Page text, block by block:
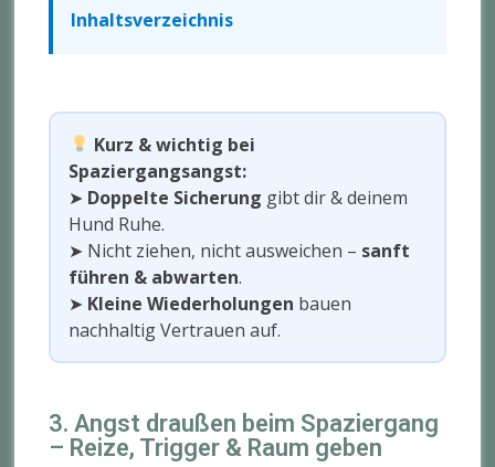
Inhaltsverzeichnis
Kurz & wichtig bei
Spaziergangsangst:
➤ Doppelte Sicherung gibt dir & deinem
Hund Ruhe.
➤ Nicht ziehen, nicht ausweichen – sanft
führen & abwarten.
➤ Kleine Wiederholungen bauen
nachhaltig Vertrauen auf.
3. Angst draußen beim Spaziergang
– Reize, Trigger & Raum geben